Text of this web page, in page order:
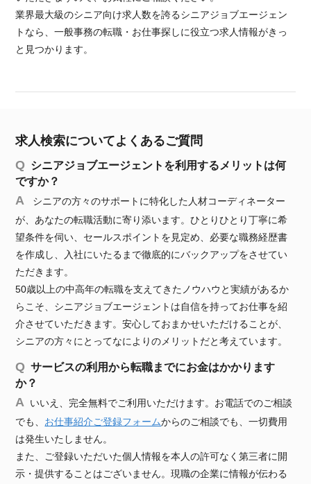
業界最大級のシニア向け求人数を誇るシニアジョブエージェン
トなら、一般事務の転職・お仕事探しに役立つ求人情報がきっ
と見つかります。
求人検索についてよくあるご質問
シニアジョブエージェントを利用するメリットは何
ですか？
シニアの方々のサポートに特化した人材コーディネーター
が、あなたの転職活動に寄り添います。ひとりひとり丁寧に希
望条件を伺い、セールスポイントを見定め、必要な職務経歴書
を作成し、入社にいたるまで徹底的にバックアップをさせてい
ただきます。
50歳以上の中高年の転職を支えてきたノウハウと実績があるか
らこそ、シニアジョブエージェントは自信を持ってお仕事を紹
介させていただきます。安心しておまかせいただけることが、
シニアの方々にとってなによりのメリットだと考えています。
サービスの利用から転職までにお金はかかります
か？
いいえ、完全無料でご利用いただけます。お電話でのご相談
でも、 お仕事紹介ご登録フォームからのご相談でも、一切費用
は発生いたしません。
また、ご登録いただいた個人情報を本人の許可なく第三者に開
示・提供することはございません。現職の企業に情報が伝わる